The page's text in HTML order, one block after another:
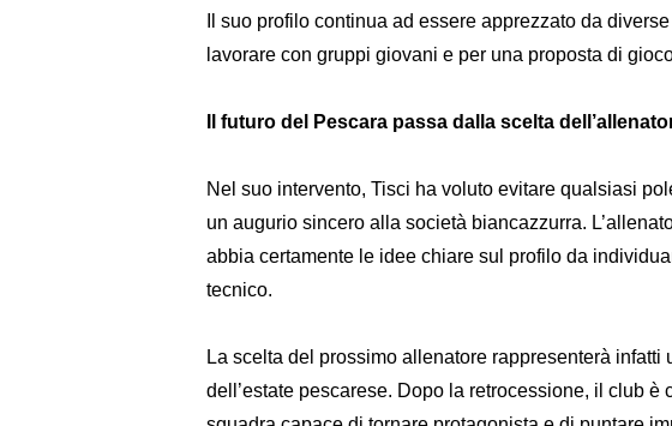
Il suo profilo continua ad essere apprezzato da
lavorare con gruppi giovani e per una proposta di
Il futuro del Pescara passa dalla scelta
Nel suo intervento, Tisci ha voluto evitare qualsiasi
un augurio sincero alla società biancazzurra.
abbia certamente le idee chiare sul profilo da
tecnico.
La scelta del prossimo allenatore rappresenterà
dell’estate pescarese. Dopo la retrocessione, il club è